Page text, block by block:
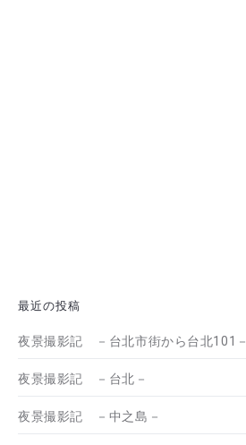
最近の投稿
夜景撮影記 －台北市街から台北101－
夜景撮影記 －台北－
夜景撮影記 －中之島－